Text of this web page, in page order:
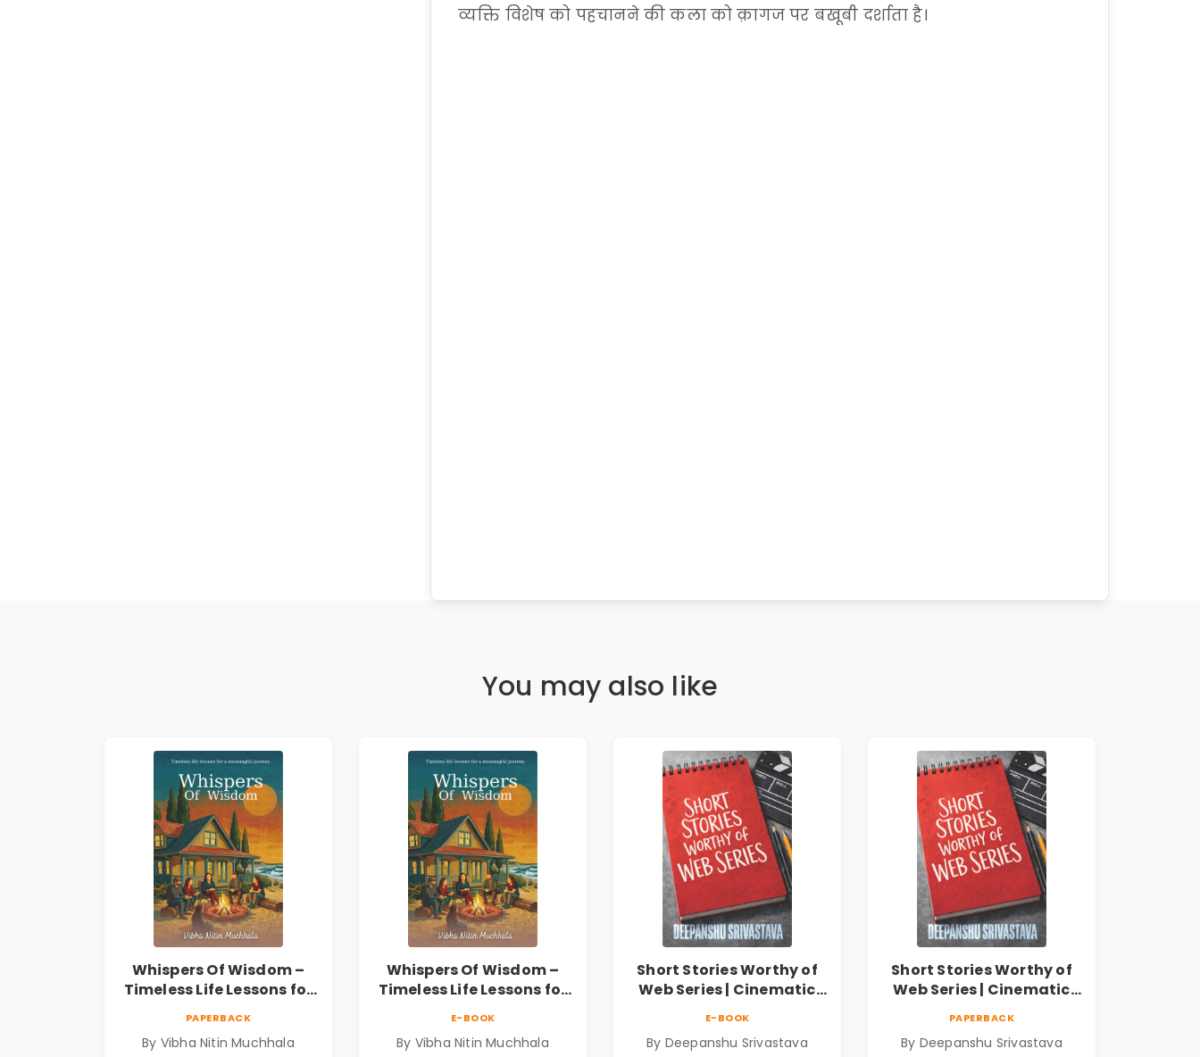
व्यक्ति विशेष को पहचानने की कला को क़ागज पर बखूबी दर्शाता है।
You may also like
Whispers Of Wisdom –
Timeless Life Lessons for
PAPERBACK
By Vibha Nitin Muchhala
Whispers Of Wisdom –
Timeless Life Lessons for
E-BOOK
By Vibha Nitin Muchhala
Short Stories Worthy of
Web Series | Cinematic
E-BOOK
By Deepanshu Srivastava
Short Stories Worthy of
Web Series | Cinematic
PAPERBACK
By Deepanshu Srivastava